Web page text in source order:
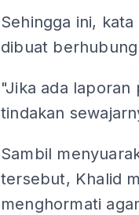
Sehingga ini,
dibuat
"Jika ada
tindakan
Sambil
tersebut, Khalid
menghormati